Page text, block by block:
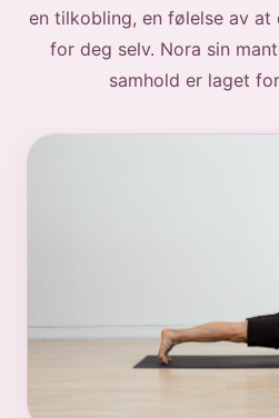
en tilkobling, en følelse av
for deg selv. Nora sin
samhold er laget